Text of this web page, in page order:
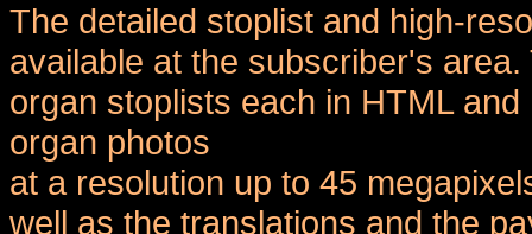
The detailed stoplist and high-
available at the subscriber's
organ stoplists each in HTML
organ photos
at a resolution up to 45
well as the translations and the